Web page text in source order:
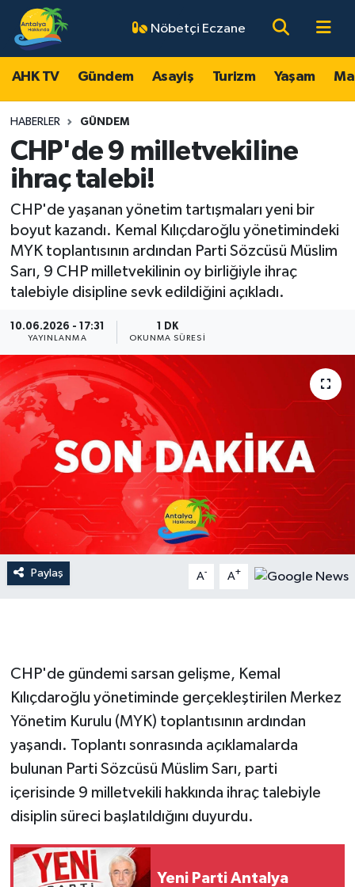
Nöbetçi Eczane
AHK TV Gündem Asayiş Turizm Yaşam
HABERLER GÜNDEM
CHP'de 9 milletvekiline
ihraç talebi!
CHP'de yaşanan yönetim tartışmaları yeni bir
boyut kazandı. Kemal Kılıçdaroğlu yönetimindeki
MYK toplantısının ardından Parti Sözcüsü Müslim
Sarı, 9 CHP milletvekilinin oy birliğiyle ihraç
talebiyle disipline sevk edildiğini açıkladı.
10.06.2026 - 17:31
YAYINLANMA
1 DK
OKUNMA SÜRESI
Paylaş A- A+
CHP'de gündemi sarsan gelişme, Kemal
Kılıçdaroğlu yönetiminde gerçekleştirilen Merkez
Yönetim Kurulu (MYK) toplantısının ardından
yaşandı. Toplantı sonrasında açıklamalarda
bulunan Parti Sözcüsü Müslim Sarı, parti
içerisinde 9 milletvekili hakkında ihraç talebiyle
disiplin süreci başlatıldığını duyurdu.
Yeni Parti Antalya
AHK TV
Gündem
Asayiş
Turizm
Yaşam
Magazin
Ekonomi
Spor
Dünya
Resmi Reklamlar
Antalya Nöbetçi Eczaneler
Antalya Hava Durumu
Antalya Namaz Vakitleri
Antalya Trafik Yoğunluk Haritası
Süper Lig Puan Durumu ve Fikstür
Tüm Manşetler
Son Dakika Haberleri
Haber Arşivi